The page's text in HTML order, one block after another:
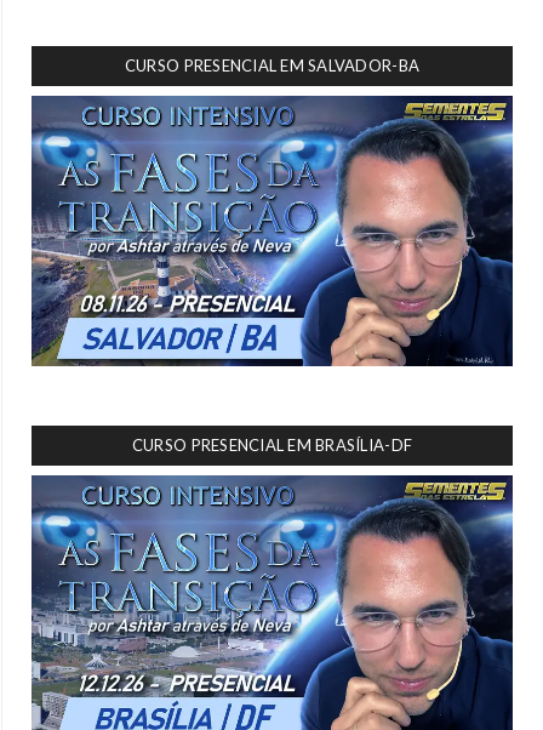
CURSO PRESENCIAL EM SALVADOR-BA
CURSO PRESENCIAL EM BRASÍLIA-DF